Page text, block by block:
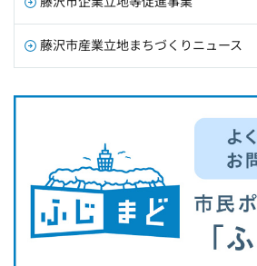
藤沢市産業立地まちづくりニュース